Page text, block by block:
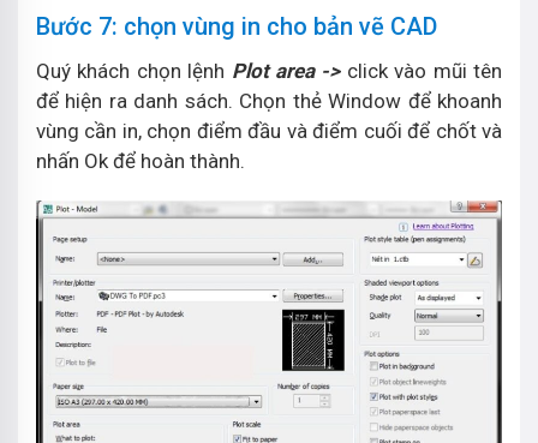
Bước 7: chọn vùng in cho bản vẽ CAD
Quý khách chọn lệnh Plot area -> click vào mũi tên
để hiện ra danh sách. Chọn thẻ Window để khoanh
vùng cần in, chọn điểm đầu và điểm cuối để chốt và
nhấn Ok để hoàn thành.